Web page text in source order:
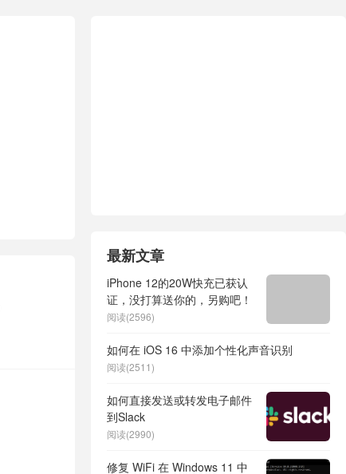
最新文章
iPhone 12的20W快充已获认
证，没打算送你的，另购吧！
阅读(2596)
如何在 iOS 16 中添加个性化声音识别
阅读(2511)
如何直接发送或转发电子邮件
到Slack
阅读(2990)
修复 WiFi 在 Windows 11 中